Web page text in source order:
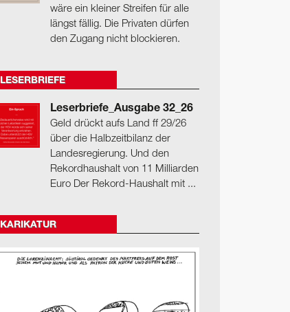
wäre ein kleiner Streifen für alle
längst fällig. Die Privaten dürfen
den Zugang nicht blockieren.
LESERBRIEFE
Leserbriefe_Ausgabe 32_26
Geld drückt aufs Land ff 29/26
über die Halbzeitbilanz der
Landesregierung. Und den
Rekordhaushalt von 11 Milliarden
Euro Der Rekord-Haushalt mit ...
KARIKATUR